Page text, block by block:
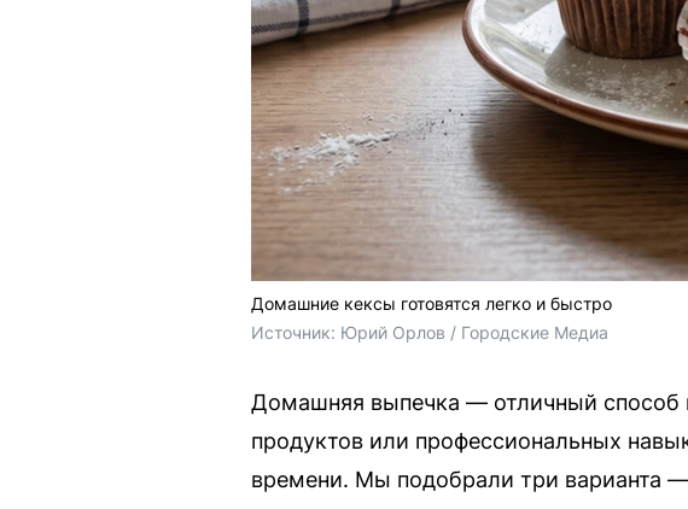
Домашние кексы готовятся легко и быстро
Источник: Юрий Орлов / Городские Медиа
Домашняя выпечка — отличный способ
продуктов или профессиональных
времени. Мы подобрали три варианта